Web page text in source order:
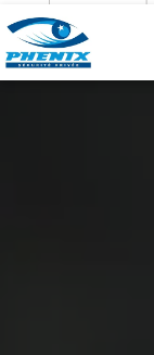
Panneau de